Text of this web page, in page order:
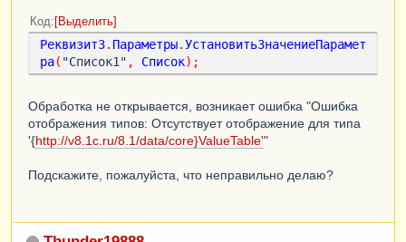
Код Выделить
Реквизит3. Параметры.УстановитьЗначениеПарамет
ра( "Список1" , Список);
Обработка не открывается, возникает ошибка "Ошибка
отображения типов: Отсутствует отображение для типа
'{http://v8.1c.ru/8.1/data/core}ValueTable'"
Подскажите, пожалуйста, что неправильно делаю?